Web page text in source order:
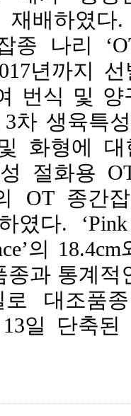
배하였다
종 나리
년까지
번식 및
3차 생육특
화형에 대
절화용
OT 종간
였다.
의
과 통계적
대조품
일 단축